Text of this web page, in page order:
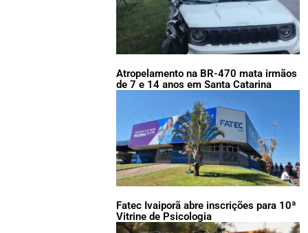
Atropelamento na BR-470 mata irmãos
de 7 e 14 anos em Santa Catarina
Fatec Ivaiporã abre inscrições para 10ª
Vitrine de Psicologia